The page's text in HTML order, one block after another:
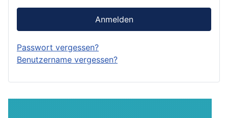
Anmelden
Passwort vergessen?
Benutzername vergessen?